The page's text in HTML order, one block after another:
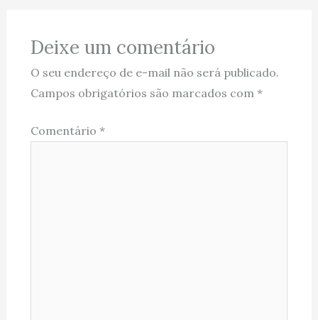
Deixe um comentário
O seu endereço de e-mail não será publicado.
Campos obrigatórios são marcados com *
Comentário *